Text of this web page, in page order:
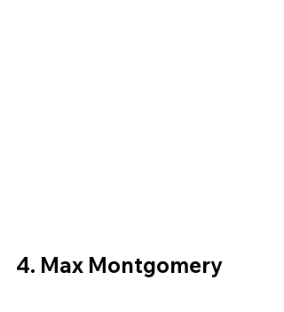
4. Max Montgomery